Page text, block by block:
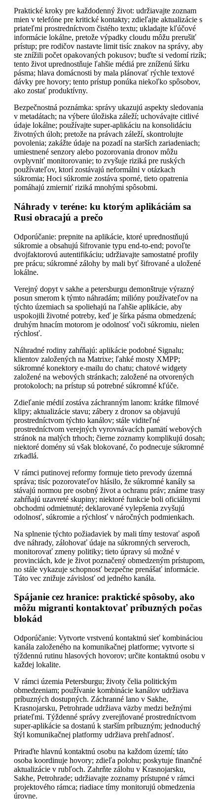
Praktické kroky pre každodenný život: udržiavajte zoznam
mien v telefóne pre kritické kontakty; zdieľajte aktualizácie s
priateľmi prostredníctvom čistého textu; ukladajte kľúčové
informácie lokálne, pretože výpadky cloudu môžu prerušiť
prístup; pre rodičov nastavte limit tisíc znakov na správy, aby
ste znížili počet opakovaných pokusov; buďte si vedomí rizík;
tento život uprednostňuje ľahšie médiá pre zníženú šírku
pásma; hlava domácnosti by mala plánovať rýchle textové
dávky pre hovory; tento prístup ponúka niekoľko spôsobov,
ako zostať produktívny.
Bezpečnostná poznámka: správy ukazujú aspekty sledovania
v metadátach; na výbere úložiska záleží; uchovávajte citlivé
údaje lokálne; používajte super-aplikáciu na konsolidáciu
životných úloh; pretože na právach záleží, skontrolujte
povolenia; zakážte údaje na pozadí na starších zariadeniach;
umiestnené senzory alebo pozorovania dronov môžu
ovplyvniť monitorovanie; to zvyšuje riziká pre ruských
používateľov, ktorí zostávajú neformálni v otázkach
súkromia; Hoci súkromie zostáva sporné, tieto opatrenia
pomáhajú zmierniť riziká mnohými spôsobmi.
Náhrady v teréne: ku ktorým aplikáciám sa
Rusi obracajú a prečo
Odporúčanie: prepnite na aplikácie, ktoré uprednostňujú
súkromie a obsahujú šifrovanie typu end-to-end; povoľte
dvojfaktorovú autentifikáciu; udržiavajte samostatné profily
pre prácu; súkromné zálohy by mali byť šifrované a uložené
lokálne.
Verejný dopyt v sakhe a petersburgu demonštruje výrazný
posun smerom k týmto náhradám; milióny používateľov na
týchto územiach sa spoliehajú na ľahšie aplikácie, aby
uspokojili životné potreby, keď je šírka pásma obmedzená;
druhým hnacím motorom je odolnosť voči súkromiu, nielen
rýchlosť.
Náhradné rodiny zahŕňajú: aplikácie podobné Signalu;
klientov založených na Matrixe; ľahké mosty XMPP;
súkromné konektory e-mailu do chatu; chatové widgety
založené na webových stránkach; založené na otvorených
protokoloch; na prístup sú potrebné súkromné kľúče.
Zdieľanie médií zostáva záchranným lanom: krátke filmové
klipy; aktualizácie stavu; zábery z dronov sa objavujú
prostredníctvom týchto kanálov; stále viditeľné
prostredníctvom verejných vyrovnávacích pamätí webových
stránok na malých trhoch; čierne zoznamy komplikujú dosah;
niektoré domény sú však blokované, čo podnecuje súkromné
zrkadlá.
V rámci putinovej reformy formuje tieto prevody územná
správa; tisíc pozorovateľov hlásilo, že súkromné kanály sa
stávajú normou pre osobný život a ochranu práv; známe trasy
zahŕňajú uzavreté skupiny; niektoré funkcie boli oficiálnymi
obchodmi odmietnuté; deklarované vylepšenia zvyšujú
odolnosť, súkromie a rýchlosť v náročných podmienkach.
Na splnenie týchto požiadaviek by mali tímy testovať aspoň
dve náhrady, zálohovať údaje na súkromných serveroch,
monitorovať zmeny politiky; tieto úpravy sú možné v
provinciách, kde je život poznačený obmedzeným prístupom,
no stále vykazuje schopnosť bezpečne prenášať informácie.
Táto vec znižuje závislosť od jedného kanála.
Spájanie cez hranice: praktické spôsoby, ako
môžu migranti kontaktovať príbuzných počas
blokád
Odporúčanie: Vytvorte vrstvenú kontaktnú sieť kombináciou
kanála založeného na komunikačnej platforme; vytvorte si
týždennú rutinu hlasových hovorov; určite kontaktnú osobu v
každej lokalite.
V rámci územia Petersburgu; životy čelia politickým
obmedzeniam; používanie kombinácie kanálov udržiava
príbuzných dostupných. Záchranné lano v Sakhe,
Krasnojarsku, Petrohrade udržiava väzby medzi bežnými
priateľmi. Týždenné správy zverejňované prostredníctvom
super-aplikácie sa dostanú k starším príbuzným; jednoduchý
štýl komunikačnej platformy udržiava prehľadnosť.
Priraďte hlavnú kontaktnú osobu na každom území; táto
osoba koordinuje hovory; zdieľa polohu; poskytuje finančné
aktualizácie v rubľoch. Zahrňte zálohu v Krasnojarsku,
Sakhe, Petrohrade; udržiavajte zoznamy prístupné v rámci
projektového rámca; riadiace tímy monitorujú obmedzenia
úrovne.